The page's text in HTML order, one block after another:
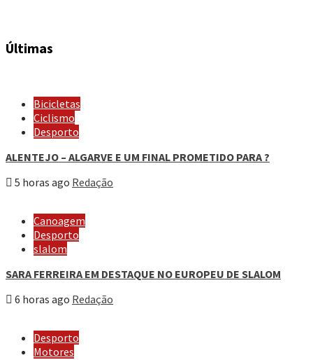
Últimas
Bicicletas
Ciclismo
Desporto
ALENTEJO – ALGARVE E UM FINAL PROMETIDO PARA ?
5 horas ago Redação
Canoagem
Desporto
slalom
SARA FERREIRA EM DESTAQUE NO EUROPEU DE SLALOM
6 horas ago Redação
Desporto
Motores